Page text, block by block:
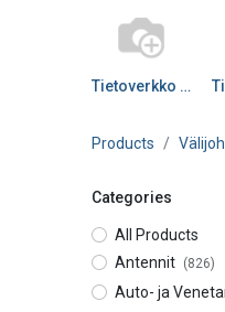
Tietoverkko välij CAT5e
Products
Categories
All Products
Antennit
(826)
Auto- ja